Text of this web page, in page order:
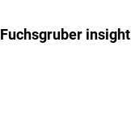
Fuchsgruber insight